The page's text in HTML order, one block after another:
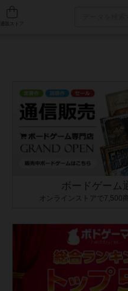
人気ボードゲーム
ボードゲーム
オンラインストアで7,500